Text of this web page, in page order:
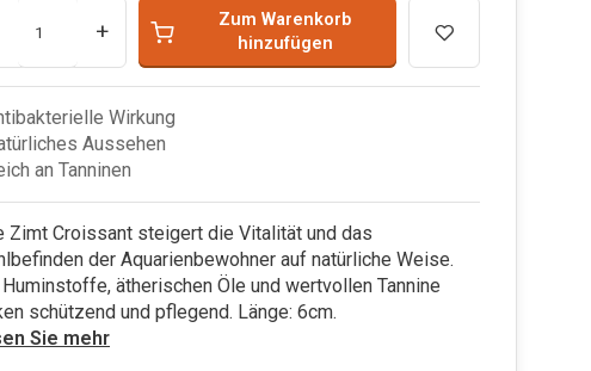
+
Zum Warenkorb
hinzufügen
Wirkung
Aussehen
an Tanninen
Zimt Croissant steigert die Vitalität und das
der Aquarienbewohner auf natürliche Weise.
ätherischen Öle und wertvollen Tannine
schützend und pflegend. Länge: 6cm.
Sie mehr